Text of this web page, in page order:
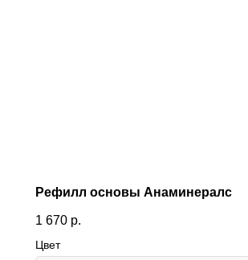
Рефилл основы Анаминералс
1 670 р.
Цвет